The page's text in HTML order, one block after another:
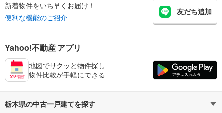
新着物件をいち早くお届け！
便利な機能のご紹介
友だち追加
Yahoo!不動産 アプリ
地図でサクッと物件探し
物件比較が手軽にできる
栃木県の中古一戸建てを探す